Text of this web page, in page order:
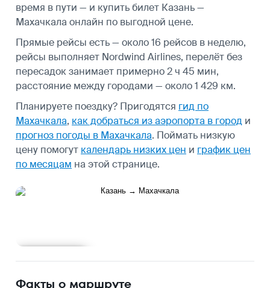
время в пути — и купить билет Казань —
Махачкала онлайн по выгодной цене.
Прямые рейсы есть — около 16 рейсов в неделю,
рейсы выполняет Nordwind Airlines, перелёт без
пересадок занимает примерно 2 ч 45 мин,
расстояние между городами — около 1 429 км.
Планируете поездку? Пригодятся гид по
Махачкала, как добраться из аэропорта в город и
прогноз погоды в Махачкала. Поймать низкую
цену помогут календарь низких цен и график цен
по месяцам на этой странице.
Факты о маршруте